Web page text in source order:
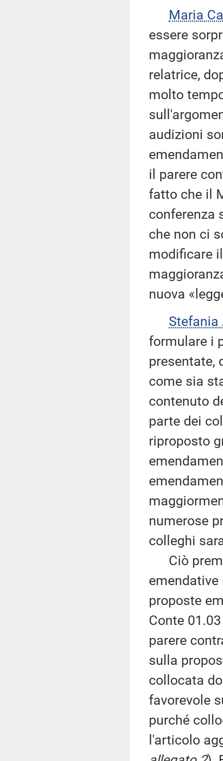
Maria
essere
relatrice,
molto
audizioni
il parere
fatto che il
conferenza
che non ci
modificare
nuova
Stefania
formulare i
presentate,
come sia
contenuto
parte dei
riproposto
numerose
colleghi
Ciò
proposte
Conte
parere
sulla
collocata
favorevole
purché
l'articolo